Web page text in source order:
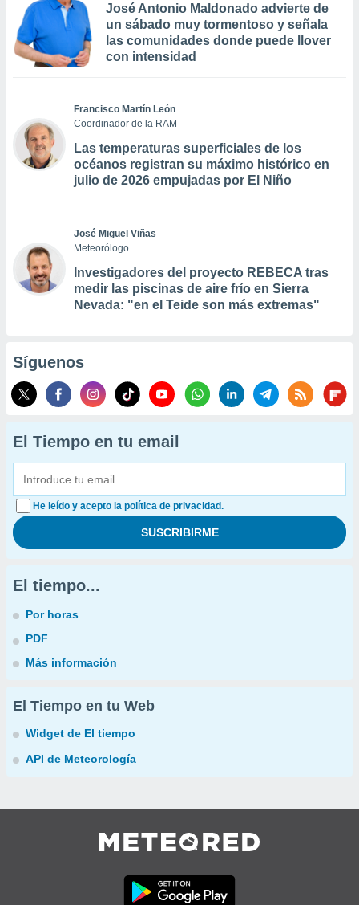
José Antonio Maldonado advierte de
un sábado muy tormentoso y señala
las comunidades donde puede llover
con intensidad
Francisco Martín León
Coordinador de la RAM
Las temperaturas superficiales de los
océanos registran su máximo histórico en
julio de 2026 empujadas por El Niño
José Miguel Viñas
Meteorólogo
Investigadores del proyecto REBECA tras
medir las piscinas de aire frío en Sierra
Nevada: "en el Teide son más extremas"
Síguenos
El Tiempo en tu email
He leído y acepto la política de privacidad.
El tiempo...
Por horas
PDF
Más información
El Tiempo en tu Web
Widget de El tiempo
API de Meteorología